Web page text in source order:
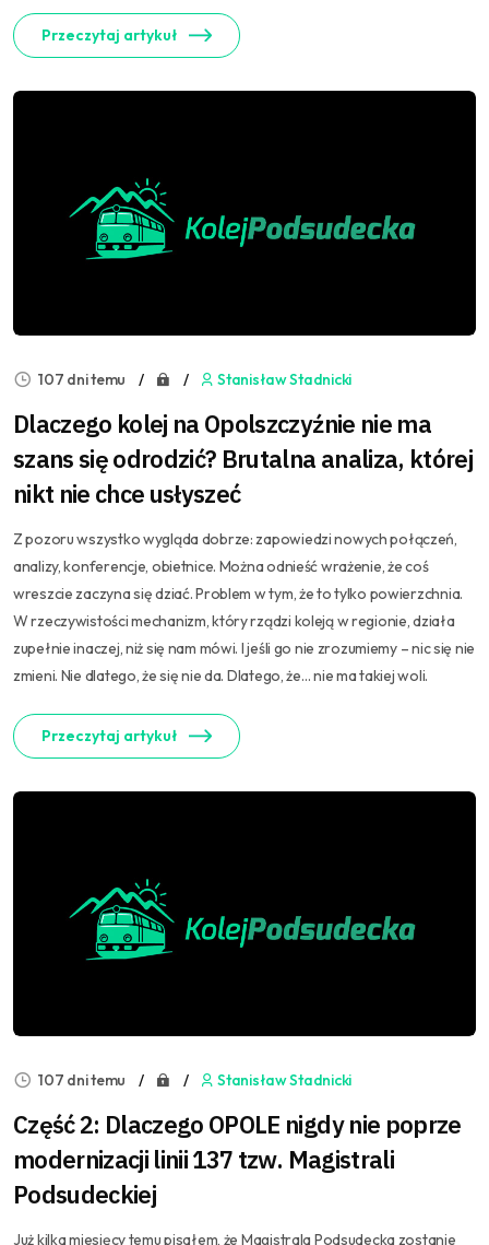
Przeczytaj artykuł
107 dni temu Stanisław Stadnicki
Dlaczego kolej na Opolszczyźnie nie ma
szans się odrodzić? Brutalna analiza, której
nikt nie chce usłyszeć
Z pozoru wszystko wygląda dobrze: zapowiedzi nowych połączeń,
analizy, konferencje, obietnice. Można odnieść wrażenie, że coś
wreszcie zaczyna się dziać. Problem w tym, że to tylko powierzchnia.
W rzeczywistości mechanizm, który rządzi koleją w regionie, działa
zupełnie inaczej, niż się nam mówi. I jeśli go nie zrozumiemy – nic się nie
zmieni. Nie dlatego, że się nie da. Dlatego, że… nie ma takiej woli.
Przeczytaj artykuł
107 dni temu Stanisław Stadnicki
Część 2: Dlaczego OPOLE nigdy nie poprze
modernizacji linii 137 tzw. Magistrali
Podsudeckiej
Już kilka miesięcy temu pisałem, że Magistrala Podsudecka zostanie